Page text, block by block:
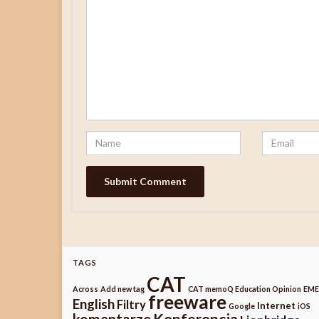
TAGS
Across Add new tag CAT CAT memoQ Education Opinion
English Filtry freeware Google Internet iOS